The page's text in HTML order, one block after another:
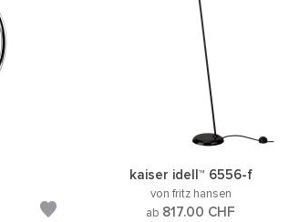
kaiser idell™ 6556-f
von fritz hansen
ab 817.00 CHF